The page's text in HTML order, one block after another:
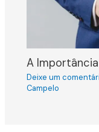
A
Deixe um
Campelo